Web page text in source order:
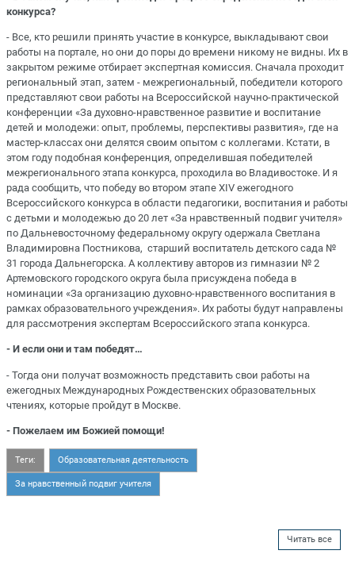
конкурса?
- Все, кто решили принять участие в конкурсе, выкладывают свои
работы на портале, но они до поры до времени никому не видны. Их в
закрытом режиме отбирает экспертная комиссия. Сначала проходит
региональный этап, затем - межрегиональный, победители которого
представляют свои работы на Всероссийской научно-практической
конференции «За духовно-нравственное развитие и воспитание
детей и молодежи: опыт, проблемы, перспективы развития», где на
мастер-классах они делятся своим опытом с коллегами. Кстати, в
этом году подобная конференция, определившая победителей
межрегионального этапа конкурса, проходила во Владивостоке. И я
рада сообщить, что победу во втором этапе XIV ежегодного
Всероссийского конкурса в области педагогики, воспитания и работы
с детьми и молодежью до 20 лет «За нравственный подвиг учителя»
по Дальневосточному федеральному округу одержала Светлана
Владимировна Постникова, старший воспитатель детского сада №
31 города Дальнегорска. А коллективу авторов из гимназии № 2
Артемовского городского округа была присуждена победа в
номинации «За организацию духовно-нравственного воспитания в
рамках образовательного учреждения». Их работы будут направлены
для рассмотрения экспертам Всероссийского этапа конкурса.
- И если они и там победят…
- Тогда они получат возможность представить свои работы на
ежегодных Международных Рождественских образовательных
чтениях, которые пройдут в Москве.
- Пожелаем им Божией помощи!
Теги: Образовательная деятельность
За нравственный подвиг учителя
Читать все